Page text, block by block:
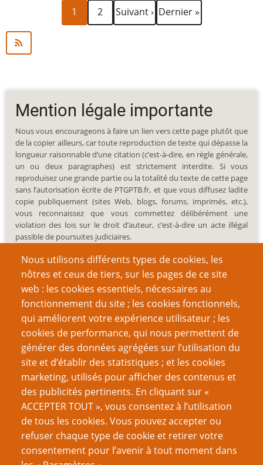
Page
courante
1 Page
2
Page
suivante
Suivant › Dernière
page
Dernier »
Nous utilisons différents types de cookies, les
nôtres et ceux de tiers, sur les pages de ce site
web : les cookies essentiels, nécessaires au
fonctionnement du site ; les cookies fonctionnels,
qui améliorent votre expérience utilisateur ; les
cookies de performance, qui nous permettent de
générer des données agrégées sur l’utilisation du
site et d’établir des statistiques ; et les cookies
marketing, utilisés pour afficher des contenus et
des publicités pertinents. En cliquant sur «
ACCEPTER TOUT », vous consentez à l’utilisation
de tous les cookies. Vous pouvez accepter ou
refuser chaque type de cookie et retirer votre
consentement pour l’avenir à tout moment dans
Mention légale importante
Nous vous encourageons à faire un lien vers cette page plutôt que
de la copier ailleurs, car toute reproduction de texte qui dépasse la
longueur raisonnable d’une citation (c’est-à-dire, en règle générale,
un ou deux paragraphes) est strictement interdite. Si vous
reproduisez une grande partie ou la totalité du texte de cette page
sans l’autorisation écrite de PTGPTB.fr, et que vous diffusez ladite
copie publiquement (sites Web, blogs, forums, imprimés, etc.),
vous reconnaissez que vous commettez délibérément une
violation des lois sur le droit d’auteur, c’est-à-dire un acte illégal
passible de poursuites judiciaires.
Recherche
Nom d'utilisateur
Mot de passe